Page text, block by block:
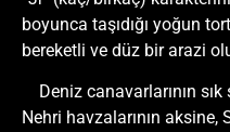
boyunca taşıdığı yoğun
bereketli ve düz bir arazi
Deniz canavarlarının
Nehri havzalarının aksine,